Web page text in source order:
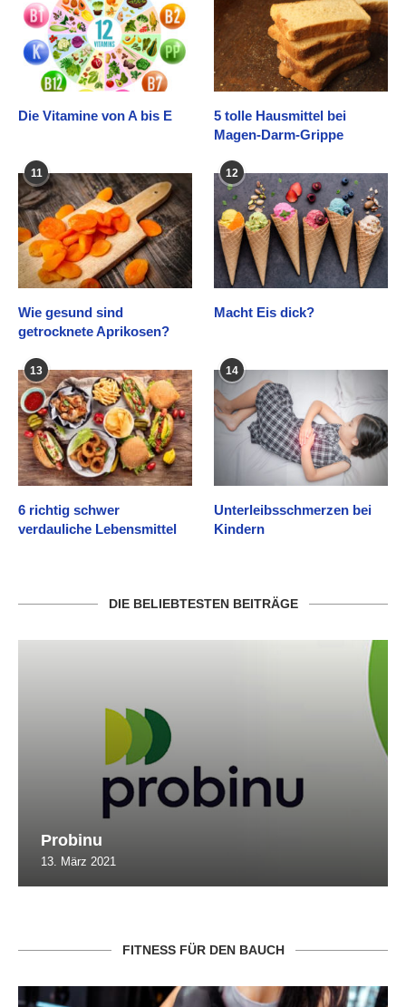
Die Vitamine von A bis E
5 tolle Hausmittel bei
Magen-Darm-Grippe
11
Wie gesund sind
getrocknete Aprikosen?
12
Macht Eis dick?
13
6 richtig schwer
verdauliche Lebensmittel
14
Unterleibsschmerzen bei
Kindern
DIE BELIEBTESTEN BEITRÄGE
Probinu
13. März 2021
FITNESS FÜR DEN BAUCH